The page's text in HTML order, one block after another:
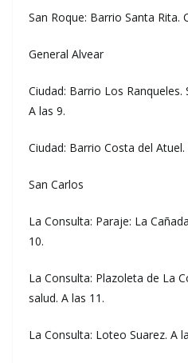
San Roque: Barrio Santa Rita.
General Alvear
Ciudad: Barrio Los Ranqueles.
A las 9.
Ciudad: Barrio Costa del Atuel.
San Carlos
La Consulta: Paraje: La
10.
La Consulta: Plazoleta de La
salud. A las 11.
La Consulta: Loteo Suarez. A